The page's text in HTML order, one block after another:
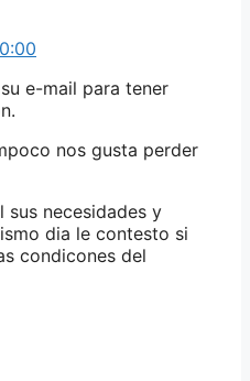
e-mail para tener
nos gusta perder
sus necesidades y
dia le contesto si
condicones del